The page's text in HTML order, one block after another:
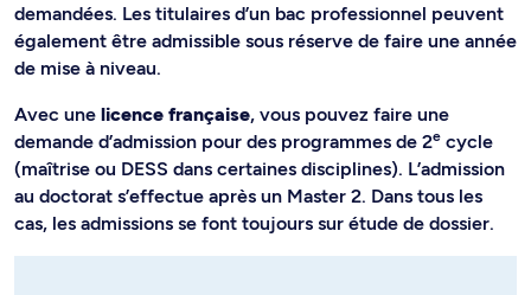
demandées. Les titulaires d’un bac professionnel peuvent
également être admissible sous réserve de faire une année
de mise à niveau.
Avec une licence française, vous pouvez faire une
demande d’admission pour des programmes de 2e cycle
(maîtrise ou DESS dans certaines disciplines). L’admission
au doctorat s’effectue après un Master 2. Dans tous les
cas, les admissions se font toujours sur étude de dossier.